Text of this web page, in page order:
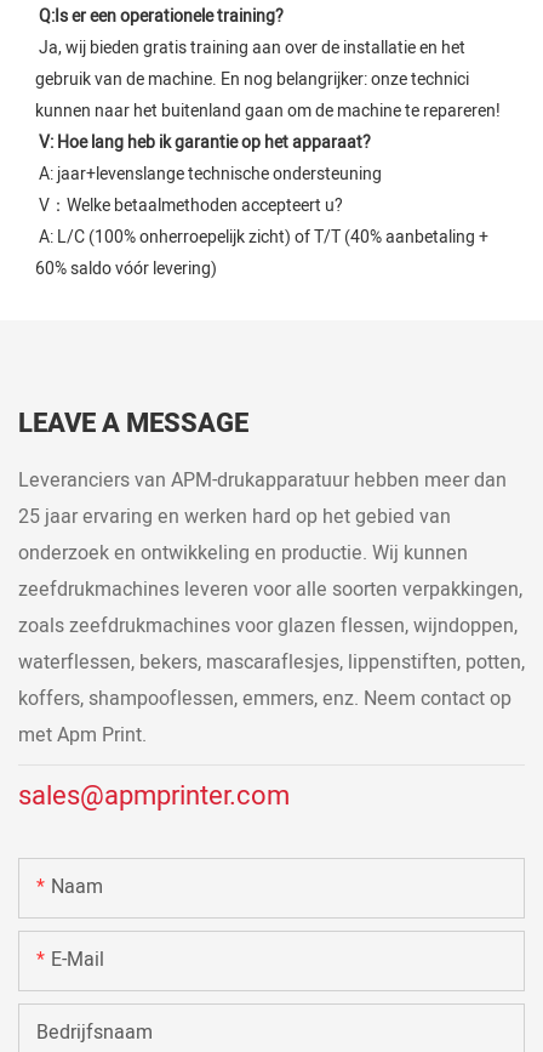
Q:Is er een operationele training?
Ja, wij bieden gratis training aan over de installatie en het
gebruik van de machine. En nog belangrijker: onze technici
kunnen naar het buitenland gaan om de machine te repareren!
V: Hoe lang heb ik garantie op het apparaat?
A: jaar+levenslange technische ondersteuning
V：Welke betaalmethoden accepteert u?
A: L/C (100% onherroepelijk zicht) of T/T (40% aanbetaling +
60% saldo vóór levering)
LEAVE A MESSAGE
Leveranciers van APM-drukapparatuur hebben meer dan
25 jaar ervaring en werken hard op het gebied van
onderzoek en ontwikkeling en productie. Wij kunnen
zeefdrukmachines leveren voor alle soorten verpakkingen,
zoals zeefdrukmachines voor glazen flessen, wijndoppen,
waterflessen, bekers, mascaraflesjes, lippenstiften, potten,
koffers, shampooflessen, emmers, enz. Neem contact op
met Apm Print.
sales@apmprinter.com
Naam
E-Mail
Bedrijfsnaam